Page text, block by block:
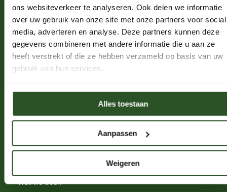
ons websiteverkeer te analyseren. Ook delen we informatie
over uw gebruik van onze site met onze partners voor social
media, adverteren en analyse. Deze partners kunnen deze
gegevens combineren met andere informatie die u aan ze
heeft verstrekt of die ze hebben verzameld op basis van uw
gebruik van hun services.
Alles toestaan
Aanpassen
Weigeren
Hommels
Honingbijen
Bijensterfte
Nestelgelegenheid
Bij-vriendelijk beheer
Bestuiving
Over de Bijenstichting
Contact
Wat we doen